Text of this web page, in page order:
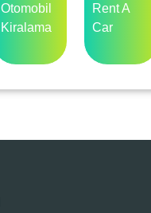
Otomobil
Kiralama
Rent A
Car